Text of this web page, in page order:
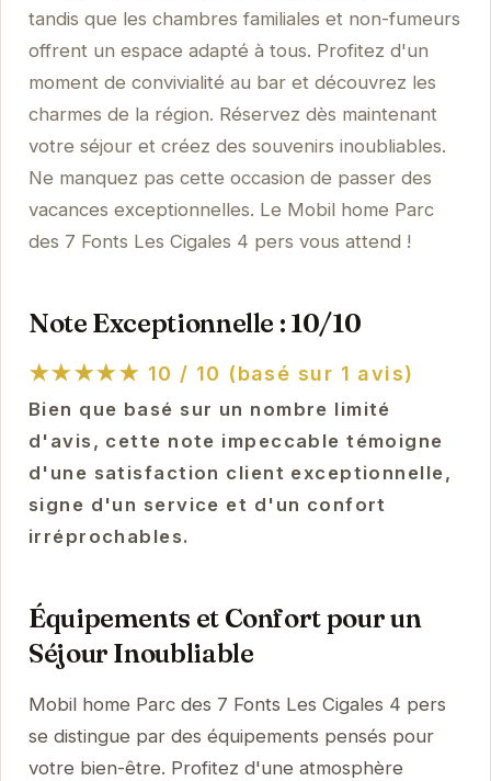
tandis que les chambres familiales et non-fumeurs
offrent un espace adapté à tous. Profitez d'un
moment de convivialité au bar et découvrez les
charmes de la région. Réservez dès maintenant
votre séjour et créez des souvenirs inoubliables.
Ne manquez pas cette occasion de passer des
vacances exceptionnelles. Le Mobil home Parc
des 7 Fonts Les Cigales 4 pers vous attend !
Note Exceptionnelle : 10/10
★★★★★ 10 / 10 (basé sur 1 avis)
Bien que basé sur un nombre limité
d'avis, cette note impeccable témoigne
d'une satisfaction client exceptionnelle,
signe d'un service et d'un confort
irréprochables.
Équipements et Confort pour un
Séjour Inoubliable
Mobil home Parc des 7 Fonts Les Cigales 4 pers
se distingue par des équipements pensés pour
votre bien-être. Profitez d'une atmosphère